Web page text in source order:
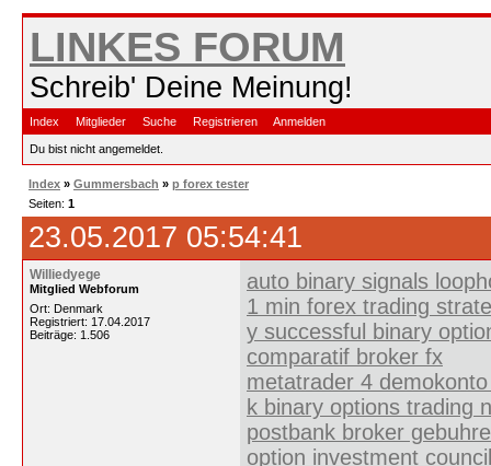
LINKES FORUM
Schreib' Deine Meinung!
Index Mitglieder Suche Registrieren Anmelden
Du bist nicht angemeldet.
Index » Gummersbach » p forex tester
Seiten: 1
23.05.2017 05:54:41
Williedyege
Mitglied Webforum
Ort: Denmark
Registriert: 17.04.2017
Beiträge: 1.506
auto binary signals
1 min forex trading
y successful binary
comparatif broker fx
metatrader 4
k binary options trading
postbank broker
option investment council